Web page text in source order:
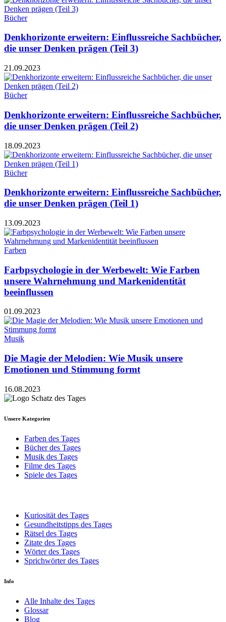
Bücher
Denkhorizonte erweitern: Einflussreiche Sachbücher,
die unser Denken prägen (Teil 3)
21.09.2023
Bücher
Denkhorizonte erweitern: Einflussreiche Sachbücher,
die unser Denken prägen (Teil 2)
18.09.2023
Bücher
Denkhorizonte erweitern: Einflussreiche Sachbücher,
die unser Denken prägen (Teil 1)
13.09.2023
Farben
Farbpsychologie in der Werbewelt: Wie Farben
unsere Wahrnehmung und Markenidentität
beeinflussen
01.09.2023
Musik
Die Magie der Melodien: Wie Musik unsere
Emotionen und Stimmung formt
16.08.2023
Unsere Kategorien
Farben des Tages
Bücher des Tages
Musik des Tages
Filme des Tages
Spiele des Tages
Kuriosität des Tages
Gesundheitstipps des Tages
Rätsel des Tages
Zitate des Tages
Wörter des Tages
Sprichwörter des Tages
Info
Alle Inhalte des Tages
Glossar
Blog